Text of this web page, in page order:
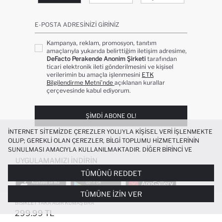
BISIKLET YAKA AĞIR KUMAŞ BRA
299.99 TL
E-POSTA ADRESINIZI GIRINIZ
Kampanya, reklam, promosyon, tanıtım
amaçlarıyla yukarıda belirttiğim iletişim adresime,
DeFacto Perakende Anonim Şirketi tarafından
ticari elektronik ileti gönderilmesini ve kişisel
verilerimin bu amaçla işlenmesini ETK
Bilgilendirme Metni’nde açıklanan kurallar
çerçevesinde kabul ediyorum.
ŞIMDI ABONE OL!
UYGULAMAMIZI İNDIRIN
POPÜLER KATEGORILER
İNTERNET SITEMIZDE ÇEREZLER YOLUYLA KIŞISEL VERI IŞLENMEKTE
OLUP; GEREKLI OLAN ÇEREZLER, BILGI TOPLUMU HIZMETLERININ
SUNULMASI AMACIYLA KULLANILMAKTADIR. DIĞER BIRINCI VE
ÜÇÜNCÜ TARAF ÇEREZLER ISE SIZE DAHA IYI BIR ALIŞVERIŞ
DENEYIMI SUNULABILMESI, SITEMIZIN DAHA IŞLEVSEL KILINMASI VE
KIŞISELLEŞTIRMESI VE AÇIK RIZA VERMENIZ HALINDE, SIZLERE
YÖNELIK PAZARLAMA FAALIYETLERININ YAPILMASI AMAÇLARIYLA
SINIRLI OLARAK KULLANILACAKTIR. ÇEREZLERE DAIR TERCIHLERINIZI
ÇEREZ TERCIHLERIPANELI ARACILIĞIYLA HER ZAMAN YÖNETEBILIR,
ÇEREZLERLE ILGILI DAHA DETAYLI BILGIYE
TÜMÜNÜ REDDET
TÜMÜNE İZIN VER